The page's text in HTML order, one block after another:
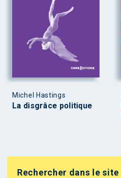
Michel Hastings
La disgrâce politique
Rechercher dans le site